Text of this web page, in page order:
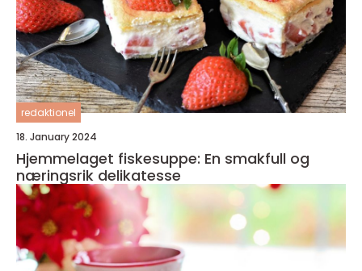
redaktionel
18. January 2024
Hjemmelaget fiskesuppe: En smakfull og
næringsrik delikatesse